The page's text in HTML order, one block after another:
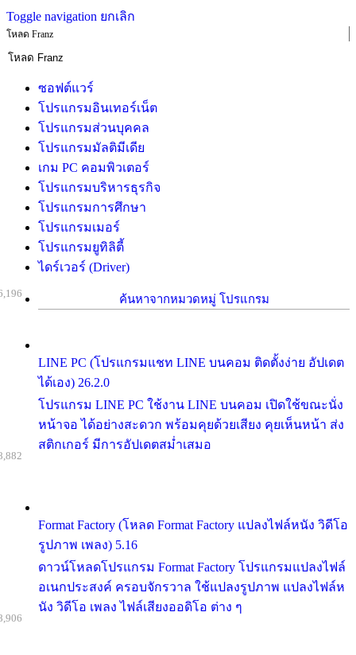
Toggle navigation ยกเลิก
โหลด Franz
ซอฟต์แวร์
โปรแกรมอินเทอร์เน็ต
โปรแกรมส่วนบุคคล
โปรแกรมมัลติมีเดีย
เกม PC คอมพิวเตอร์
โปรแกรมบริหารธุรกิจ
โปรแกรมการศึกษา
โปรแกรมเมอร์
โปรแกรมยูทิลิตี้
ไดร์เวอร์ (Driver)
ค้นหาจากหมวดหมู่ โปรแกรม
LINE PC (โปรแกรมแชท LINE บนคอม ติดตั้งง่าย อัปเดต
ได้เอง) 26.2.0
โปรแกรม LINE PC ใช้งาน LINE บนคอม เปิดใช้ขณะนั่ง
หน้าจอ ได้อย่างสะดวก พร้อมคุยด้วยเสียง คุยเห็นหน้า ส่ง
สติกเกอร์ มีการอัปเดตสม่ำเสมอ
Format Factory (โหลด Format Factory แปลงไฟล์หนัง วิดีโอ
รูปภาพ เพลง) 5.16
ดาวน์โหลดโปรแกรม Format Factory โปรแกรมแปลงไฟล์
อเนกประสงค์ ครอบจักรวาล ใช้แปลงรูปภาพ แปลงไฟล์ห
นัง วิดีโอ เพลง ไฟล์เสียงออดิโอ ต่าง ๆ